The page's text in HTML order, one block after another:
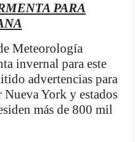
PARA
Meteorología
invernal para este
advertencias para
York y estados
más de 800 mil